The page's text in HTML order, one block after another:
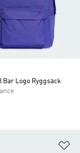
Bar Logo Ryggsäck